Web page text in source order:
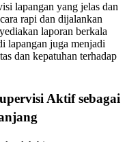
lapangan yang jelas dan
rapi dan dijalankan
laporan berkala
lapangan juga menjadi
dan kepatuhan terhadap
Aktif sebagai